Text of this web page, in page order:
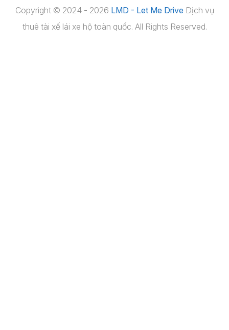
Copyright © 2024 - 2026 LMD - Let Me Drive Dịch vụ
thuê tài xế lái xe hộ toàn quốc. All Rights Reserved.